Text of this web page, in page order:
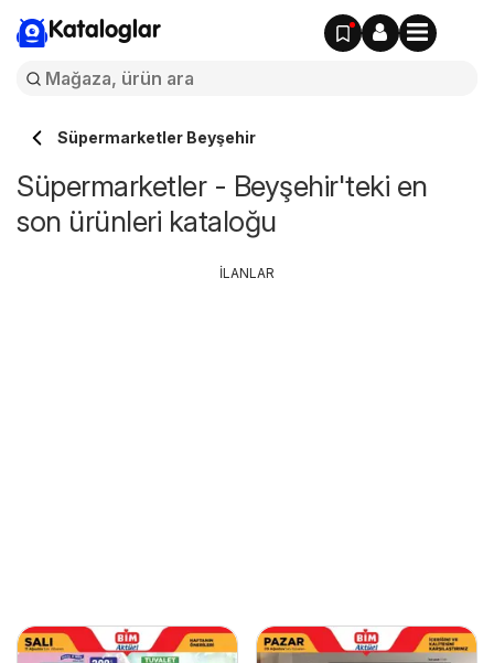
Kataloglar
Süpermarketler Beyşehir
Süpermarketler - Beyşehir'teki en
son ürünleri kataloğu
İLANLAR